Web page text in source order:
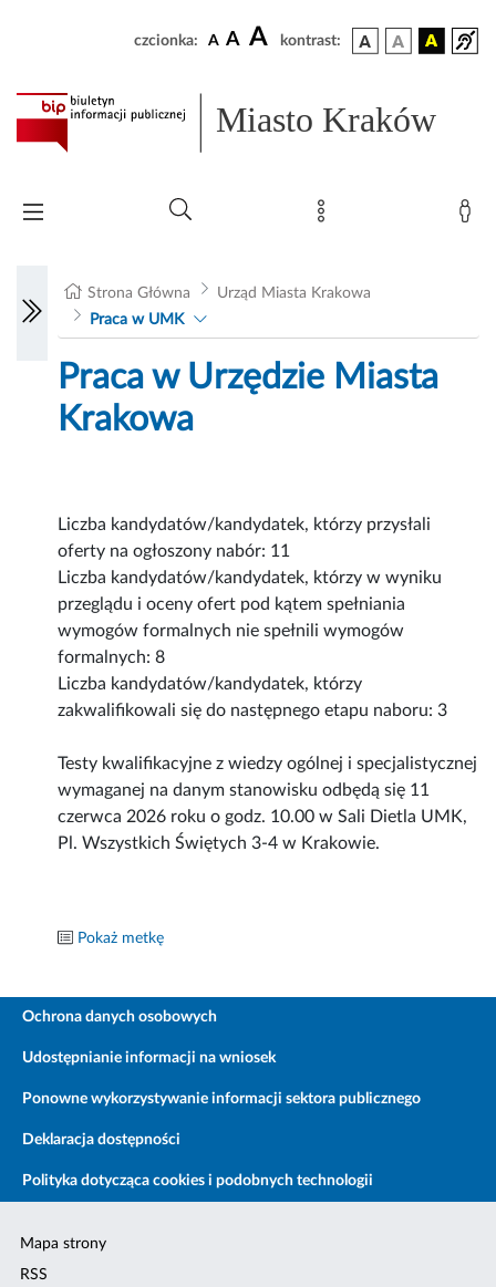
czcionka: A A A kontrast:
Miasto Kraków
Strona Główna
Urząd Miasta Krakowa
Praca w UMK
Praca w Urzędzie Miasta
Krakowa
Liczba kandydatów/kandydatek, którzy przysłali
oferty na ogłoszony nabór: 11
Liczba kandydatów/kandydatek, którzy w wyniku
przeglądu i oceny ofert pod kątem spełniania
wymogów formalnych nie spełnili wymogów
formalnych: 8
Liczba kandydatów/kandydatek, którzy
zakwalifikowali się do następnego etapu naboru: 3
Testy kwalifikacyjne z wiedzy ogólnej i specjalistycznej
wymaganej na danym stanowisku odbędą się 11
czerwca 2026 roku o godz. 10.00 w Sali Dietla UMK,
Pl. Wszystkich Świętych 3-4 w Krakowie.
Pokaż metkę
Ochrona danych osobowych
Udostępnianie informacji na wniosek
Ponowne wykorzystywanie informacji sektora publicznego
Deklaracja dostępności
Polityka dotycząca cookies i podobnych technologii
Mapa strony
RSS